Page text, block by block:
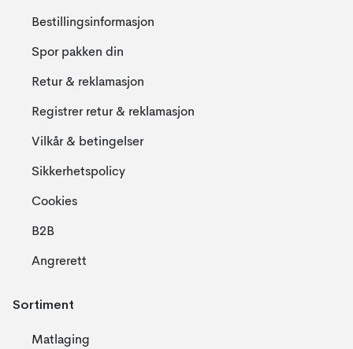
Bestillingsinformasjon
Spor pakken din
Retur & reklamasjon
Registrer retur & reklamasjon
Vilkår & betingelser
Sikkerhetspolicy
Cookies
B2B
Angrerett
Sortiment
Matlaging